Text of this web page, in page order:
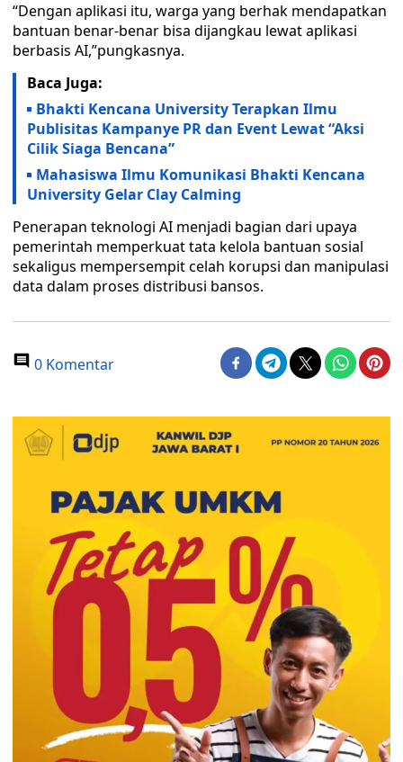
“Dengan aplikasi itu, warga yang berhak mendapatkan
bantuan benar-benar bisa dijangkau lewat aplikasi
berbasis AI,”pungkasnya.
Baca Juga:
Bhakti Kencana University Terapkan Ilmu
Publisitas Kampanye PR dan Event Lewat “Aksi
Cilik Siaga Bencana”
Mahasiswa Ilmu Komunikasi Bhakti Kencana
University Gelar Clay Calming
Penerapan teknologi AI menjadi bagian dari upaya
pemerintah memperkuat tata kelola bantuan sosial
sekaligus mempersempit celah korupsi dan manipulasi
data dalam proses distribusi bansos.
0 Komentar